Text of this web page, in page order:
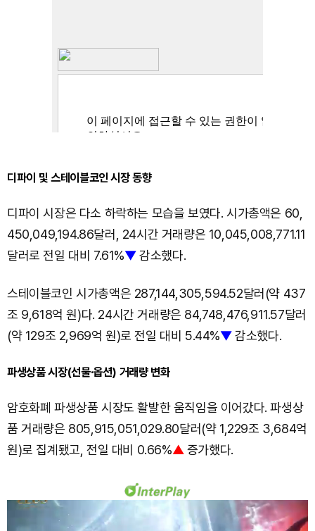
디파이 및 스테이블코인 시장 동향
디파이 시장은 다소 하락하는 모습을 보였다. 시가총액은 60,
450,049,194.86달러, 24시간 거래량은 10,045,008,771.11
달러로 전일 대비 7.61%▼감소했다.
스테이블코인 시가총액은 287,144,305,594.52달러(약 437
조 9,618억 원)다. 24시간 거래량은 84,748,476,911.57달러
(약 129조 2,969억 원)로 전일 대비 5.44%▼감소했다.
파생상품 시장(선물·옵션) 거래량 변화
암호화폐 파생상품 시장도 활발한 움직임을 이어갔다. 파생상
품 거래량은 805,915,051,029.80달러(약 1,229조 3,684억
원)로 집계됐고, 전일 대비 0.66%▲증가했다.